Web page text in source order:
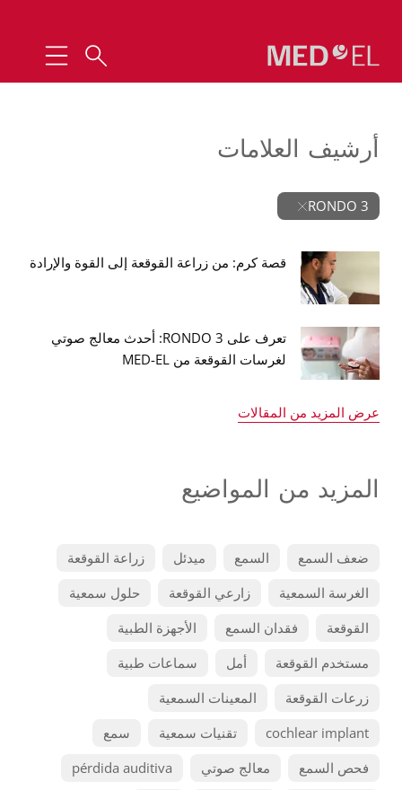
أرشيف العلامات
RONDO 3
قصة كرم: من زراعة القوقعة إلى القوة والإرادة
تعرف على RONDO 3: أحدث معالج صوتي
لغرسات القوقعة من MED-EL
عرض المزيد من المقالات
المزيد من المواضيع
ضعف السمع السمع ميدئل
زراعة القوقعة
الغرسة السمعية
زارعي القوقعة
حلول سمعية
القوقعة
فقدان السمع
الأجهزة الطبية
مستخدم القوقعة
أمل
سماعات طبية
زرعات القوقعة
المعينات السمعية
cochlear implant
تقنيات سمعية
سمع
فحص السمع
معالج صوتي
pérdida auditiva